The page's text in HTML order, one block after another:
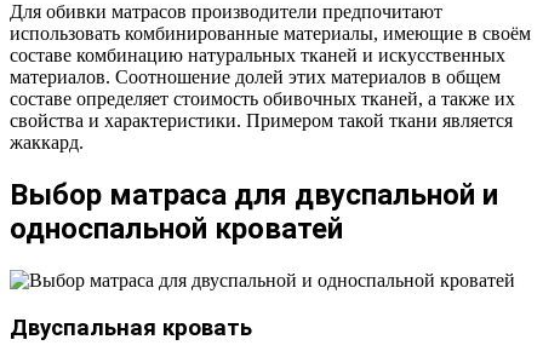
Для обивки матрасов производители предпочитают
использовать комбинированные материалы, имеющие в своём
составе комбинацию натуральных тканей и искусственных
материалов. Соотношение долей этих материалов в общем
составе определяет стоимость обивочных тканей, а также их
свойства и характеристики. Примером такой ткани является
жаккард.
Выбор матраса для двуспальной и
односпальной кроватей
Двуспальная кровать